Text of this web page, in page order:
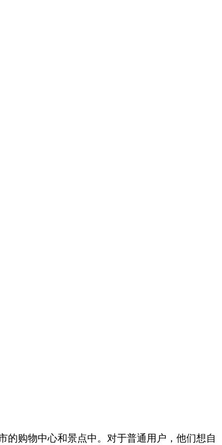
的购物中心和景点中。对于普通用户，他们想自